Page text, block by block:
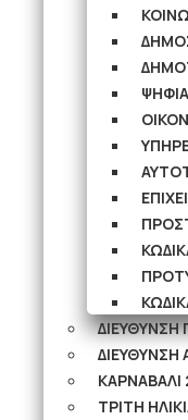
ΔΙΕΥΘΥΝΣΗ
ΚΑΡΝΑΒΑΛΙ
ΤΡΙΤΗ